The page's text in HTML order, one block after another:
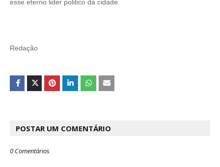
esse eterno lider politico da cidade.
Redação
POSTAR UM COMENTÁRIO
0 Comentários